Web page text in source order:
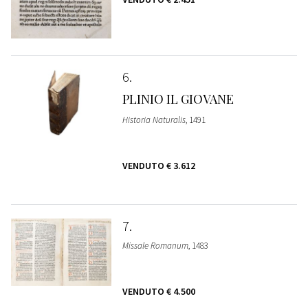
6
PLINIO IL GIOVANE
Historia Naturalis, 1491
VENDUTO € 3.612
7
Missale Romanum, 1483
VENDUTO € 4.500